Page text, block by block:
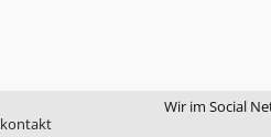
kontakt
Wir im Social